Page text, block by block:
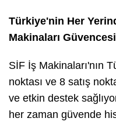
Türkiye'nin Her
Makinaları Güvencesi
SİF İş Makinaları'nın
noktası ve 8 satış
ve etkin destek
her zaman güvende